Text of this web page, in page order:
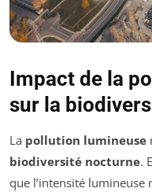
Impact de la
sur la
La pollution lumineuse
biodiversité nocturne.
que l’intensité lumineuse